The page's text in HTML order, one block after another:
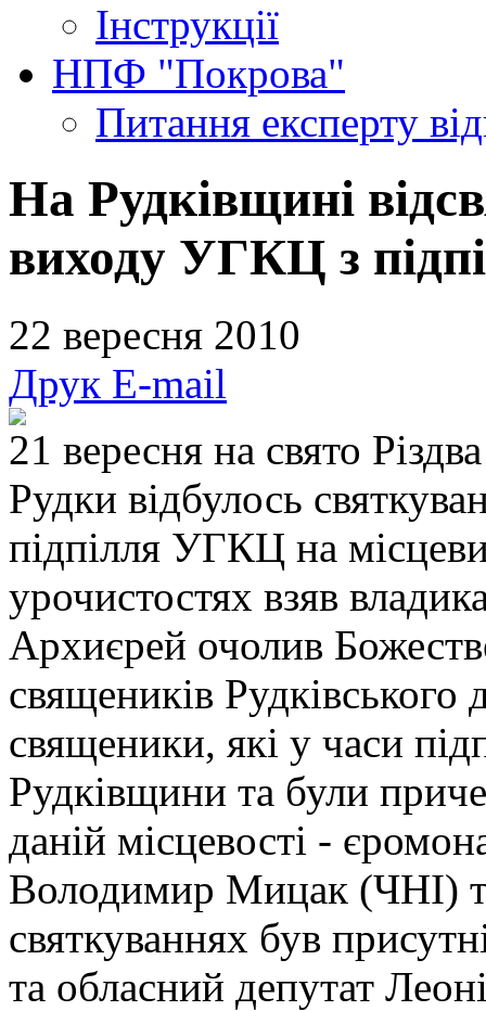
Інструкції
НПФ "Покрова"
Питання експерту
На Рудківщині
виходу УГКЦ з
22 вересня 2010
Друк E-mail
21 вересня на свято
Рудки відбулось
підпілля УГКЦ на
урочистостях взяв
Архиєрей очолив
священиків Рудківського
священики, які у часи
Рудківщини та були
даній місцевості -
Володимир Мицак (ЧНІ)
святкуваннях був
та обласний депутат